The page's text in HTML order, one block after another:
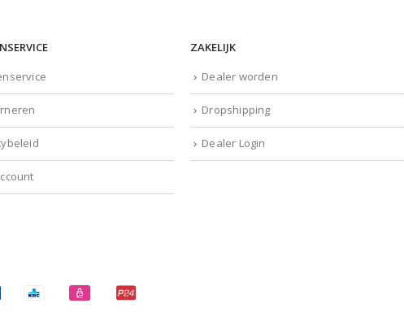
ZAKELIJK
Dealer worden
Dropshipping
Dealer Login